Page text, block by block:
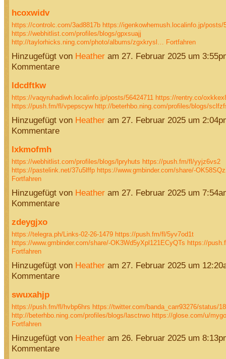
hcoxwidv
https://controlc.com/3ad8817b https://igenkowhemush.localinfo.jp/posts/
https://webhitlist.com/profiles/blogs/gpxsuajj
http://taylorhicks.ning.com/photo/albums/zgxkrysl… Fortfahren
Hinzugefügt von Heatheram 27. Februar 2025 um
Kommentare
ldcdftkw
https://vaqyruhadiwh.localinfo.jp/posts/56424711 https://rentry.co/
https://push.fm/fl/vpepscyw http://beterhbo.ning.com/profiles/blogs/
Hinzugefügt von Heatheram 27. Februar 2025 um
Kommentare
lxkmofmh
https://webhitlist.com/profiles/blogs/lpryhuts https://push.fm/fl/yyjz6vs2
https://pastelink.net/37u5lffp https://www.gmbinder.com/share/-
Fortfahren
Hinzugefügt von Heatheram 27. Februar 2025 um
Kommentare
zdeygjxo
https://telegra.ph/Links-02-26-1479 https://push.fm/fl/5yv7od1t
https://www.gmbinder.com/share/-OK3Wd5yXpl121ECyQTs https://
Fortfahren
Hinzugefügt von Heatheram 27. Februar 2025 um
Kommentare
swuxahjp
https://push.fm/fl/hvbp6hrs https://twitter.com/banda_carr93276/status/
http://beterhbo.ning.com/profiles/blogs/lasctrwo https://glose.com/u/
Fortfahren
Hinzugefügt von Heatheram 26. Februar 2025 um
Kommentare